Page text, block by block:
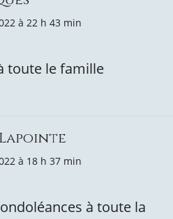
à 22 h 43 min
toute le famille
à 18 h 37 min
à toute la